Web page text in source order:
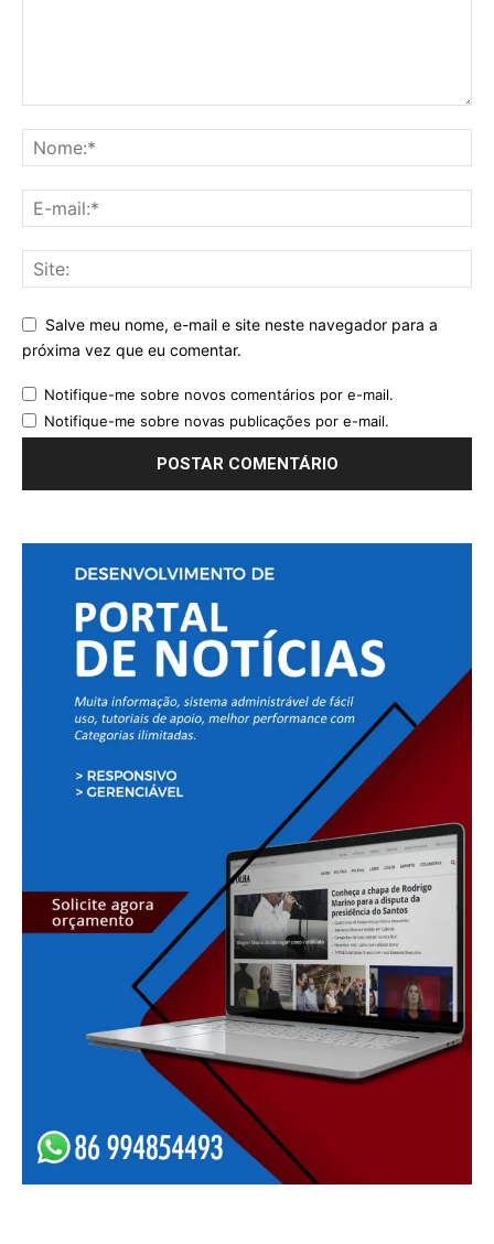
Salve meu nome, e-mail e site neste navegador para a
próxima vez que eu comentar.
Notifique-me sobre novos comentários por e-mail.
Notifique-me sobre novas publicações por e-mail.